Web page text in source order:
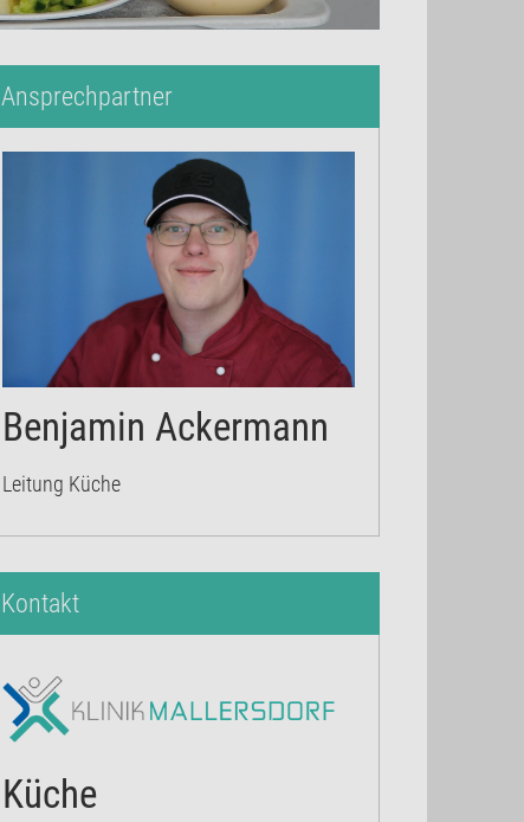
Ansprechpartner
Benjamin Ackermann
Leitung Küche
Kontakt
Küche